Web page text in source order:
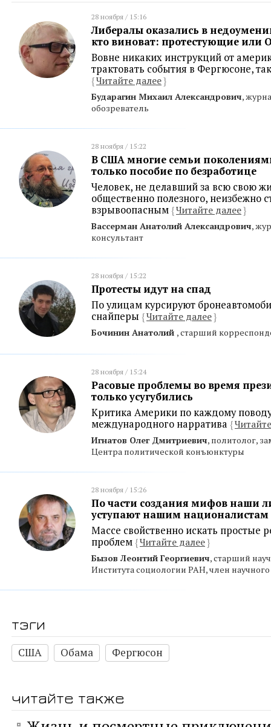
28 ноября / 15:16
Либералы оказались в
кто виноват: протестующие или
Вовне никаких инструкций от
трактовать события в Фергюсоне,
{Читайте далее}
Бударагин Михаил Александрович,
обозреватель
28 ноября / 15:22
В США многие семьи
только пособие по безработице
Человек, не делавший за всю свою
общественно полезного, неизбежно
взрывоопасным {Читайте далее}
Вассерман Анатолий Александрович,
консультант
28 ноября / 15:22
Протесты идут на спад
По улицам курсируют
снайперы {Читайте далее}
Бочинин Анатолий , старший
28 ноября / 15:24
Расовые проблемы во время
только усугубились
Критика Америки по каждому
международного нарратива {
Игнатов Олег Дмитриевич, политолог,
Центра политической конъюнктуры
28 ноября / 15:26
По части создания мифов наши
уступают нашим националистам
Массе свойственно искать простые
проблем {Читайте далее}
Бызов Леонтий Георгиевич, старший
Института социологии РАН, член
тэги
США Обама Фергюсон
читайте также